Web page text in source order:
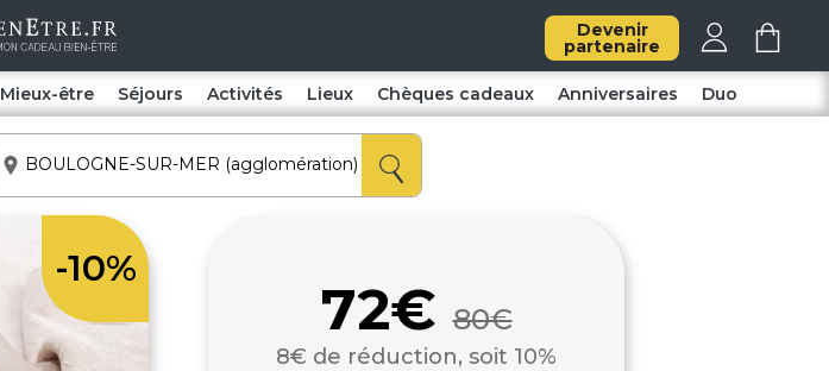
Devenir
partenaire
Mieux-être Séjours Activités Lieux Chèques cadeaux Anniversaires Duo
-10%
72€ 80€
8€ de réduction, soit 10%